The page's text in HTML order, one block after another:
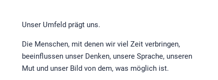
Unser Umfeld prägt uns.
Die Menschen, mit denen wir viel Zeit verbringen,
beeinflussen unser Denken, unsere Sprache, unseren
Mut und unser Bild von dem, was möglich ist.